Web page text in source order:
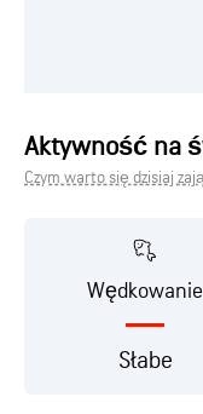
Aktywność na
Czym warto się dzisiaj
Wędkowanie
Słabe